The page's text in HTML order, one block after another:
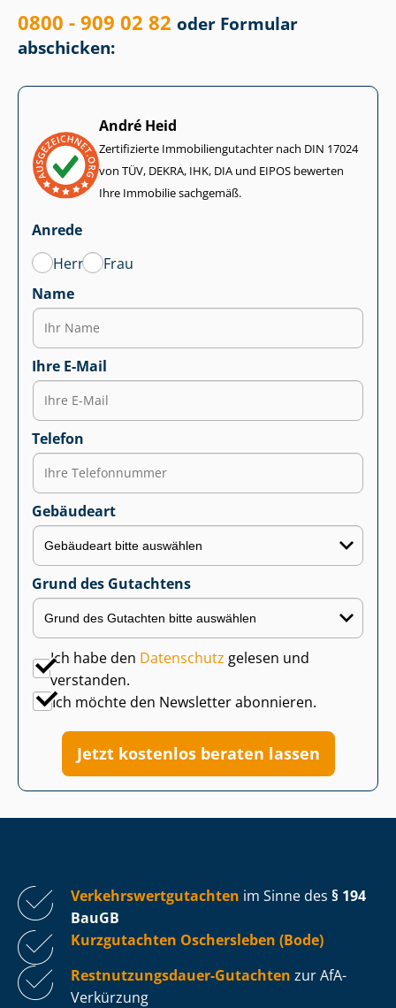
0800 - 909 02 82 oder Formular
abschicken:
André Heid
Zertifizierte Im­mo­bi­li­en­gut­ach­ter nach DIN 17024
von TÜV, DEKRA, IHK, DIA und EIPOS bewerten
Ihre Immobilie sachgemäß.
Anrede
Herr
Frau
Name
Ihre E-Mail
Telefon
Gebäudeart
Grund des Gutachtens
Ich habe den Datenschutz gelesen und
verstanden.
Ich möchte den Newsletter abonnieren.
Jetzt kostenlos beraten lassen
Ver­kehrs­wert­gut­ach­ten im Sinne des § 194
BauGB
Kurzgutachten Oschersleben (Bode)
Rest­nut­zungs­dau­er-Gutachten zur AfA-
Verkürzung